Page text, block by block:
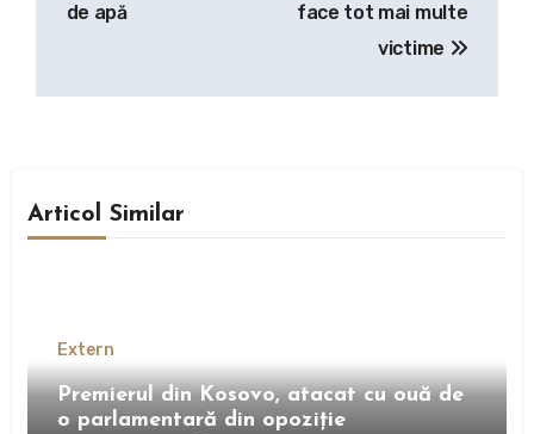
de apă
face tot mai multe
victime
Articol Similar
Extern
Premierul din Kosovo, atacat cu ouă de
o parlamentară din opoziție